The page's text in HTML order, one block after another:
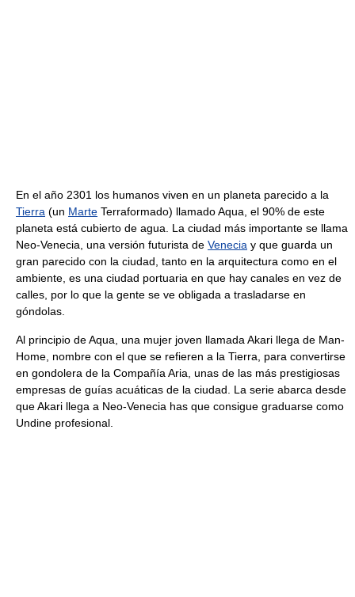
En el año 2301 los humanos viven en un planeta parecido a la
Tierra (un Marte Terraformado) llamado Aqua, el 90% de este
planeta está cubierto de agua. La ciudad más importante se llama
Neo-Venecia, una versión futurista de Venecia y que guarda un
gran parecido con la ciudad, tanto en la arquitectura como en el
ambiente, es una ciudad portuaria en que hay canales en vez de
calles, por lo que la gente se ve obligada a trasladarse en
góndolas.
Al principio de Aqua, una mujer joven llamada Akari llega de Man-
Home, nombre con el que se refieren a la Tierra, para convertirse
en gondolera de la Compañía Aria, unas de las más prestigiosas
empresas de guías acuáticas de la ciudad. La serie abarca desde
que Akari llega a Neo-Venecia has que consigue graduarse como
Undine profesional.